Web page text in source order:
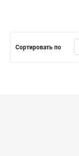
Сортировать по